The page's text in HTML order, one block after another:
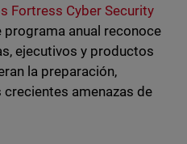
Fortress Cyber Security
programa anual reconoce
ejecutivos y productos
la preparación,
amenazas de